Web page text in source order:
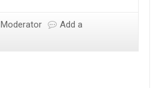
Moderator
Add a